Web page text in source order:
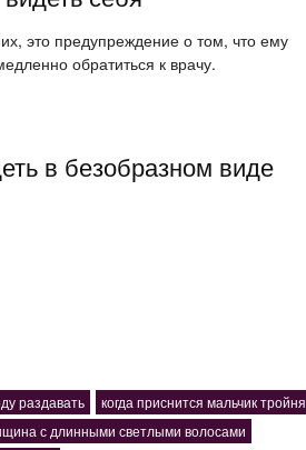
это предупреждение о том, что ему
обратиться к врачу.
в безобразном виде
раздавать
когда приснится мальчик тройня
с длинными светлыми волосами